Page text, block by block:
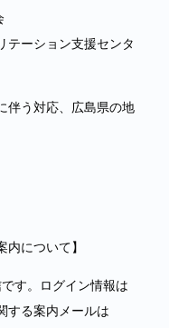
ーション支援センタ
伴う対応、広島県の地
内について】
す。ログイン情報は
する案内メールは